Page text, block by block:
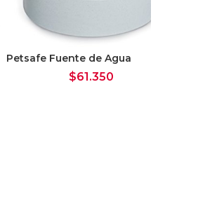
Petsafe Fuente de Agua
$61.350